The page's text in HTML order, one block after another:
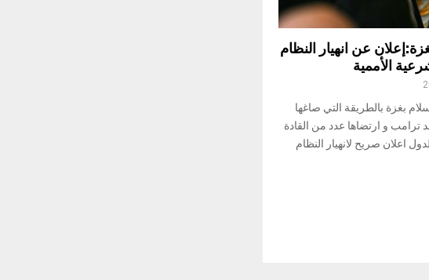
عن انهيار النظام
الأممية
بغزة بالطريقة التي صاغها
ترامب و ارتضاها عدد من القادة
اعلان صريح لانهيار النظام